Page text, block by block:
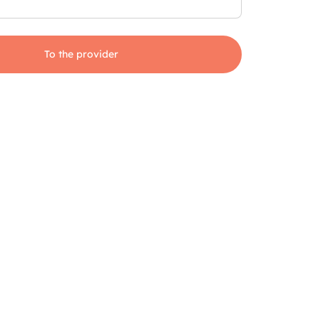
To the provider